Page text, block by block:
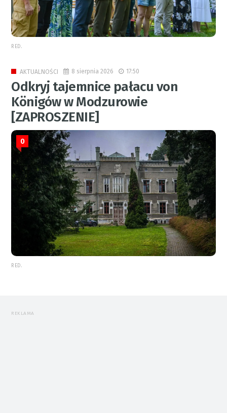
RED.
AKTUALNOŚCI 8 sierpnia 2026 17:50
Odkryj tajemnice pałacu von
Königów w Modzurowie
[ZAPROSZENIE]
0
RED.
REKLAMA